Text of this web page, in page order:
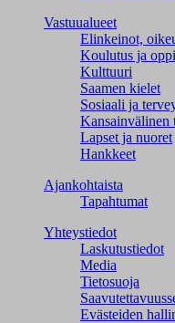
Vastuualueet
Elinkeinot,
Koulutus ja
Kulttuuri
Saamen kielet
Sosiaali ja
Kansainvälinen
Lapset ja nuoret
Hankkeet
Ajankohtaista
Tapahtumat
Yhteystiedot
Laskutustiedot
Media
Tietosuoja
Evästeiden